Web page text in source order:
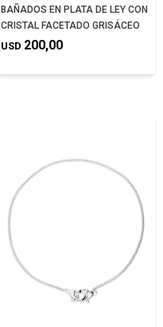
BAÑADOS EN PLATA DE LEY CON
CRISTAL FACETADO GRISÁCEO
USD 200,00